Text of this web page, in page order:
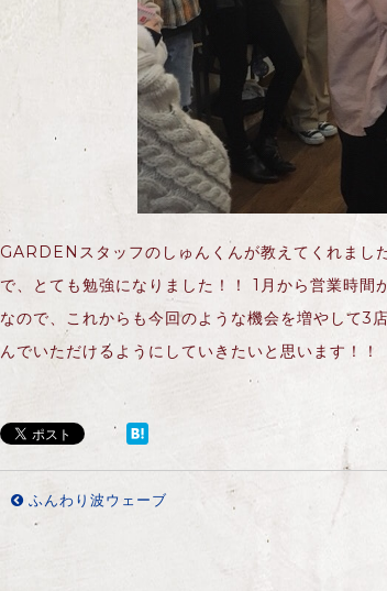
GARDENスタッフのしゅんくんが教えてくれま
で、とても勉強になりました！！ 1月から営業時間
なので、これからも今回のような機会を増やして3
んでいただけるようにしていきたいと思います！！
ふんわり波ウェーブ